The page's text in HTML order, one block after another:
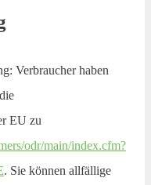
Verbraucher haben
EU zu
odr/main/index.cfm?
. Sie können allfällige